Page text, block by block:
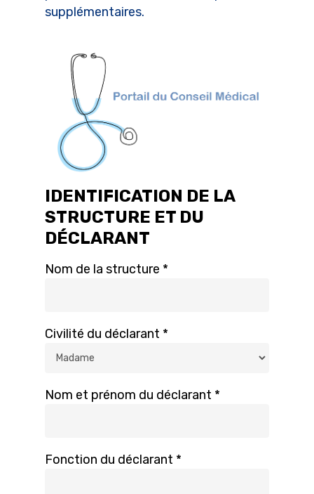
supplémentaires.
IDENTIFICATION DE LA
STRUCTURE ET DU
DÉCLARANT
Nom de la structure *
Civilité du déclarant *
Nom et prénom du déclarant *
Fonction du déclarant *